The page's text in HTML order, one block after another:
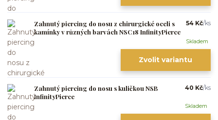
Zahnutý piercing do nosu z chirurgické oceli s
kamínky v různých barvách NSC18 InfinityPierce
54 Kč/ks
Skladem
Zvolit variantu
Zahnutý piercing do nosu s kuličkou NSB
InfinityPierce
40 Kč/ks
Skladem